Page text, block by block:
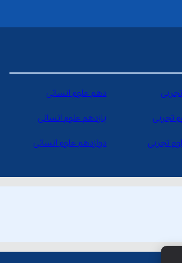
دهم علوم انسانی
تجربی یازدهم علوم انسانی
تجربی دوازدهم علوم انسانی